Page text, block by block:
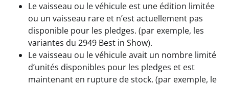
Le vaisseau ou le véhicule est une édition limitée
ou un vaisseau rare et n’est actuellement pas
disponible pour les pledges. (par exemple, les
variantes du 2949 Best in Show).
Le vaisseau ou le véhicule avait un nombre limité
d’unités disponibles pour les pledges et est
maintenant en rupture de stock. (par exemple, le